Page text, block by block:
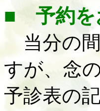
■ 予約を
当分の
すが、念
予診表の